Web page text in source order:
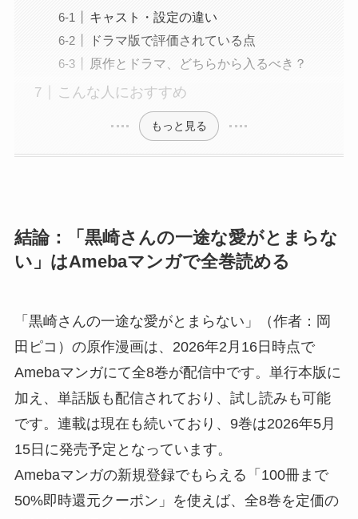
キャスト・設定の違い
ドラマ版で評価されている点
原作とドラマ、どちらから入るべき？
こんな人におすすめ
もっと見る
結論：「黒崎さんの一途な愛がとまらな
い」はAmebaマンガで全巻読める
「黒崎さんの一途な愛がとまらない」（作者：岡
田ピコ）の原作漫画は、2026年2月16日時点で
Amebaマンガにて全8巻が配信中です。単行本版に
加え、単話版も配信されており、試し読みも可能
です。連載は現在も続いており、9巻は2026年5月
15日に発売予定となっています。
Amebaマンガの新規登録でもらえる「100冊まで
50%即時還元クーポン」を使えば、全8巻を定価の